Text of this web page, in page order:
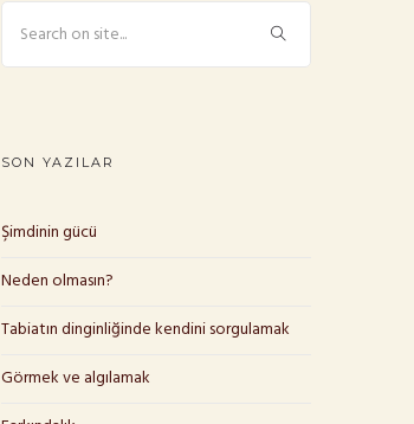
SON YAZILAR
Şimdinin gücü
Neden olmasın?
Tabiatın dinginliğinde kendini sorgulamak
Görmek ve algılamak